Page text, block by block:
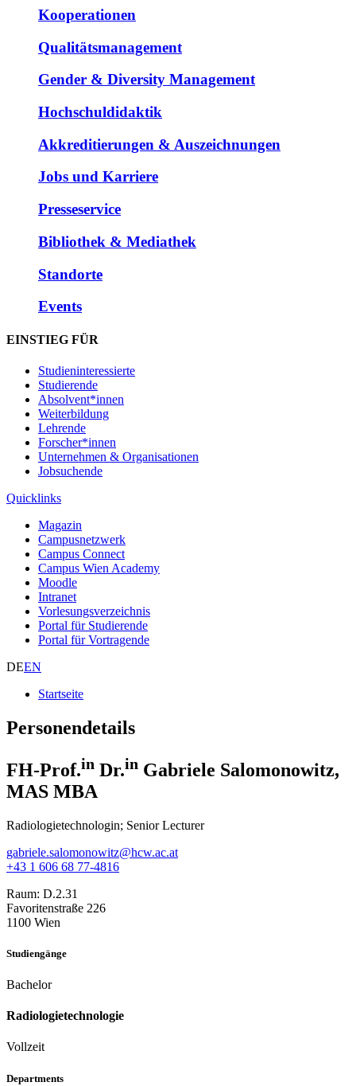
Kooperationen
Qualitätsmanagement
Gender & Diversity Management
Hochschuldidaktik
Akkreditierungen & Auszeichnungen
Jobs und Karriere
Presseservice
Bibliothek & Mediathek
Standorte
Events
EINSTIEG FÜR
Studieninteressierte
Studierende
Absolvent*innen
Weiterbildung
Lehrende
Forscher*innen
Unternehmen & Organisationen
Jobsuchende
Quicklinks
Magazin
Campusnetzwerk
Campus Connect
Campus Wien Academy
Moodle
Intranet
Vorlesungsverzeichnis
Portal für Studierende
Portal für Vortragende
DEEN
Startseite
Personendetails
FH-Prof.in Dr.in Gabriele Salomonowitz,
MAS MBA
Radiologietechnologin; Senior Lecturer
gabriele.salomonowitz@hcw.ac.at
+43 1 606 68 77-4816
Raum: D.2.31
Favoritenstraße 226
1100 Wien
Studiengänge
Bachelor
Radiologietechnologie
Vollzeit
Departments